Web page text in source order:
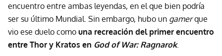
encuentro entre ambas leyendas, en el que bien podría
ser su último Mundial. Sin embargo, hubo un gamerque
vio ese duelo como una recreación del primer encuentro
entre Thor y Kratos en God of War: Ragnarok.